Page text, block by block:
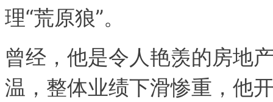
理“荒原狼”。
曾经，他是令人艳羡的房地
温，整体业绩下滑惨重，他